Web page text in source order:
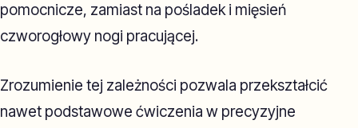
pomocnicze, zamiast na pośladek i mięsień
czworogłowy nogi pracującej.
Zrozumienie tej zależności pozwala przekształcić
nawet podstawowe ćwiczenia w precyzyjne